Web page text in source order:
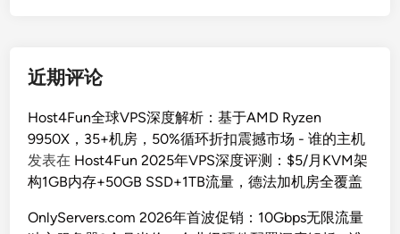
近期评论
Host4Fun全球VPS深度解析：基于AMD Ryzen
9950X，35+机房，50%循环折扣震撼市场 - 谁的主机
发表在 Host4Fun 2025年VPS深度评测：$5/月KVM架
构1GB内存+50GB SSD+1TB流量，德法加机房全覆盖
OnlyServers.com 2026年首波促销：10Gbps无限流量